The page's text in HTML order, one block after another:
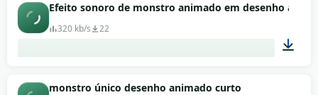
00:01
Efeito sonoro de monstro animado em desenho
320 kb/s 22
monstro único desenho animado curto